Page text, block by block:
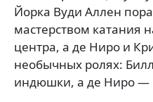
Йорка Вуди Аллен
мастерством катания
центра, а де Ниро и
необычных ролях:
индюшки, а де Ниро —